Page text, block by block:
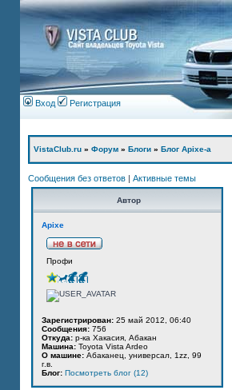
Вход Регистрация
VistaClub.ru » Форум » Блоги » Блог Apixe-а
Сообщения без ответов | Активные темы
Автор
Apixe
Профи
Зарегистрирован: 25 май 2012, 06:40
Сообщения: 756
Откуда: р-ка Хакасия, Абакан
Машина: Toyota Vista Ardeo
О машине: Абаканец, универсал, 1zz, 99
г.в.
Блог: Посмотреть блог (12)